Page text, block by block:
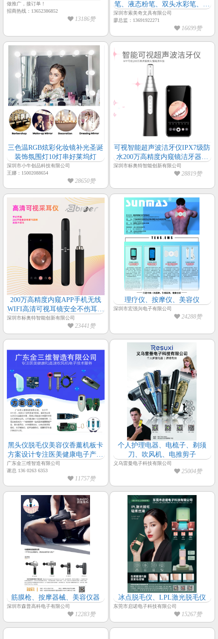
做推广，接订单！
招商热线：13652386852
13186赞
笔、液态粉笔、双头水彩笔、记
号笔、双线笔、荧光笔、双头双
色丙烯笔等等
深圳市索美奇文具有限公司
廖总监：13691922271
16699赞
三色温RGB炫彩化妆镜补光圣诞
装饰氛围灯10灯串好莱坞灯
深圳市小牛创品科技有限公司
王娜：15002088654
28650赞
可视智能超声波洁牙仪IPX7级防
水200万高精度内窥镜洁牙器洁
牙仪
深圳市标奥特智能创新有限公司
28819赞
200万高精度内窥APP手机无线
WIFI高清可视耳镜安全不伤耳采
耳仪采耳棒
深圳市标奥特智能创新有限公司
23441赞
理疗仪、按摩仪、美容仪
深圳市宏强兴电子有限公司
24288赞
黑头仪脱毛仪美容仪香薰机板卡
方案设计专注医美健康电子产品
技术服务
广东金三维智造有限公司
谢总 136 0263 6353
11757赞
个人护理电器、电梳子、剃须
刀、吹风机、电推剪子
义乌雷曼电子科技有限公司
25004赞
筋膜枪、按摩器械、美容仪器
深圳市森普高科电子有限公司
12283赞
冰点脱毛仪、LPL激光脱毛仪
东莞市启诺电子科技有限公司
15267赞